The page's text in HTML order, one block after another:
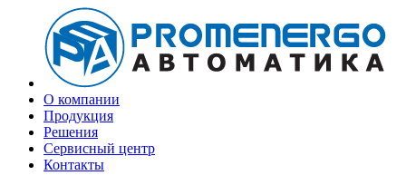
О компании
Продукция
Решения
Сервисный центр
Контакты